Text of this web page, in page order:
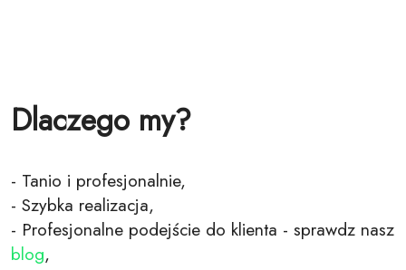
Dlaczego my?
- Tanio i profesjonalnie,
- Szybka realizacja,
- Profesjonalne podejście do klienta - sprawdz nasz
blog,